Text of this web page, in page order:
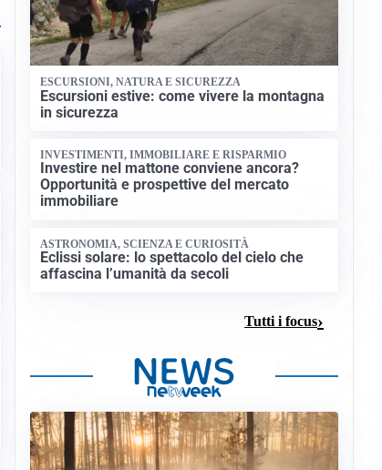
ESCURSIONI, NATURA E SICUREZZA
Escursioni estive: come vivere la montagna
in sicurezza
INVESTIMENTI, IMMOBILIARE E RISPARMIO
Investire nel mattone conviene ancora?
Opportunità e prospettive del mercato
immobiliare
ASTRONOMIA, SCIENZA E CURIOSITÀ
Eclissi solare: lo spettacolo del cielo che
affascina l’umanità da secoli
Tutti i focus